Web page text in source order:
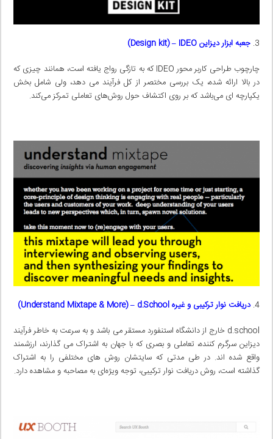
جعبه ابزار دیزاین Design kit)– IDEO)
چارچوب طراحی کاربر محور IDEO که به تازگی رواج یافته است، همانند چیزی که
در بالا ارائه شده، یک بررسی مختصر از کل فرآیند می دهد، ولی شامل بخش
یکپارچه ای می‌باشد که بر روی اکتشاف حول روش‌های تعاملی تمرکز می‌کند.
دریافت نوار ترکیبی و غیره Understand Mixtape & More)– d.School)
d.school خارج از دانشگاه استنفورد مستقر می باشد و به سرعت به خاطر فرآیند
دیزاین سرگرم کننده، تعاملی و بصری که با جهان به اشتراک می گذارند، ارزشمند
واقع شده اند. در طی مدتی که سایتشان روش های مختلفی را به اشتراک
گذاشته است، روش دریافت نوار ترکیبی، توجه ویژه‌ای به مصاحبه و مشاهده دارد.